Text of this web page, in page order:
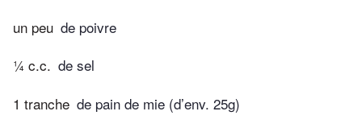
un peu de poivre
¼ c.c. de sel
1 tranche de pain de mie (d’env. 25g)